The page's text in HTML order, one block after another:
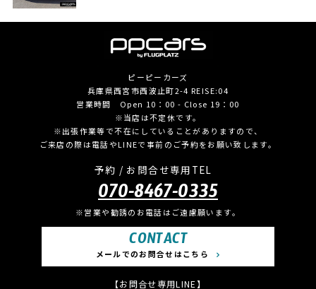
ピーピーカーズ
兵庫県西宮市西波止町2-4 REISE:04
営業時間 Open 10：00 - Close 19：00
※当店は不定休です。
※出張作業等で不在にしていることがありますので、
ご来店の際は電話やLINEで事前のご予約をお願い致します。
予約 / お問合せ専用TEL
070-8467-0335
※営業や勧誘のお電話はご遠慮願います。
CONTACT
メールでのお問合せはこちら
【お問合せ専用LINE】